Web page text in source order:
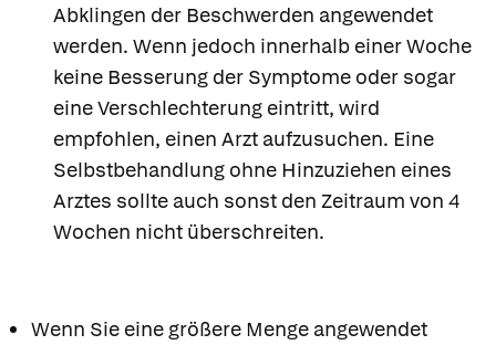
Abklingen der Beschwerden angewendet
werden. Wenn jedoch innerhalb einer Woche
keine Besserung der Symptome oder sogar
eine Verschlechterung eintritt, wird
empfohlen, einen Arzt aufzusuchen. Eine
Selbstbehandlung ohne Hinzuziehen eines
Arztes sollte auch sonst den Zeitraum von 4
Wochen nicht überschreiten.
Wenn Sie eine größere Menge angewendet